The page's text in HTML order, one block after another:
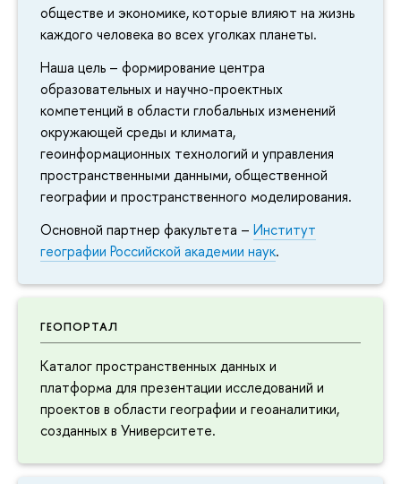
обществе и экономике, которые влияют на жизнь
каждого человека во всех уголках планеты.
Наша цель – формирование центра
образовательных и научно-проектных
компетенций в области глобальных изменений
окружающей среды и климата,
геоинформационных технологий и управления
пространственными данными, общественной
географии и пространственного моделирования.
Основной партнер факультета – Институт
географии Российской академии наук.
ГЕОПОРТАЛ
Каталог пространственных данных и
платформа для презентации исследований и
проектов в области географии и геоаналитики,
созданных в Университете.